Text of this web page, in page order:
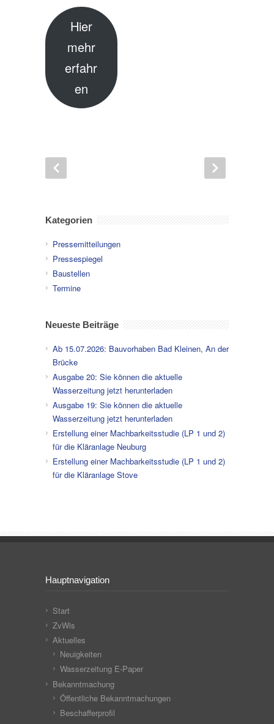
Hier
mehr
erfahr
en
Kategorien
Pressemitteilungen
Pressespiegel
Baustellen
Termine
Neueste Beiträge
Ab 15.07.2026: Bauvorhaben Bad Kleinen, An der
Brücke
Ausgabe 20: Sie können die aktuelle
Wasserzeitung jetzt herunterladen
Ausgabe 19: Sie können die aktuelle
Wasserzeitung jetzt herunterladen
Erstellung einer Machbarkeitsstudie (LP 1 und 2)
für die Kläranlage Neuburg
Erstellung einer Machbarkeitsstudie (LP 1 und 2)
für die Kläranlage Stove
Hauptnavigation
Start
ZvWis
Aktuelles
Neuigkeiten
Wasserzeitung E-Paper
Bekanntmachung
Öffentliche Bekanntmachungen
Beschafferprofil